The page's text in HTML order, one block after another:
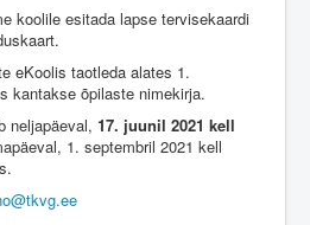
koolile esitada lapse tervisekaardi
eKoolis taotleda alates 1.
kantakse õpilaste nimekirja.
neljapäeval, 17. juunil 2021 kell
1. septembril 2021 kell